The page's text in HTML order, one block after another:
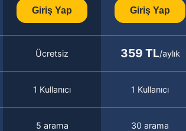
Giriş Yap Giriş Yap
Ücretsiz 359 TL/aylık
1 Kullanıcı 1 Kullanıcı
5 arama 30 arama